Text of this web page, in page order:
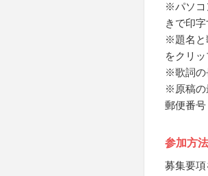
※パソコ
きで印
※題名と
をクリ
※歌詞の
※原稿の
郵便番
参加方法
募集要